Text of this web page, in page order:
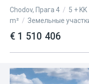
Chodov, Прага 4 / 5 + KK
m² / Земельные
€ 1 510 406